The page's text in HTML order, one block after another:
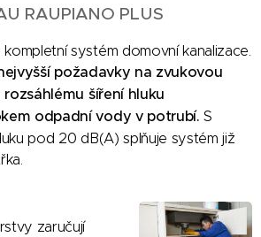
RAUPIANO PLUS
kompletní systém domovní kanalizace.
požadavky na zvukovou
šíření hluku
odpadní vody v potrubí. S
pod 20 dB(A) splňuje systém již
zaručují